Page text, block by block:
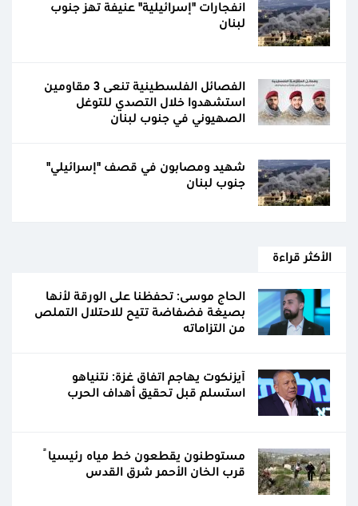
انفجارات "إسرائيلية" عنيفة تهز جنوب
لبنان
الفصائل الفلسطينية تنعى 3 مقاومين
استشهدوا خلال التصدي للتوغل
الصهيوني في جنوب لبنان
شهيد ومصابون في قصف "إسرائيلي"
جنوب لبنان
الأكثر قراءة
الحاج موسى: تحفظنا على الورقة لأنها
بصيغة فضفاضة تتيح للاحتلال التملص
من التزاماته
آيزنكوت يهاجم اتفاق غزة: نتنياهو
استسلم قبل تحقيق أهداف الحرب
مستوطنون يقطعون خط مياه رئيسياً
قرب الخان الأحمر شرق القدس